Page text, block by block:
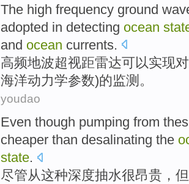
The high frequency ground
adopted in detecting ocean
and ocean currents.
高频地波超视距雷达可以实现对
海洋动力学参数)的监测。
youdao
Even though pumping from
cheaper than desalinating the
state.
尽管从这种深度抽水很昂贵， 但